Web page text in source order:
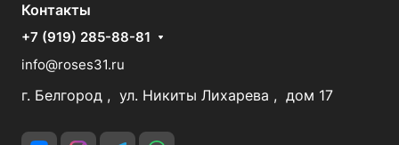
Контакты
+7 (919) 285-88-81
info@roses31.ru
г. Белгород , ул. Никиты Лихарева , дом 17